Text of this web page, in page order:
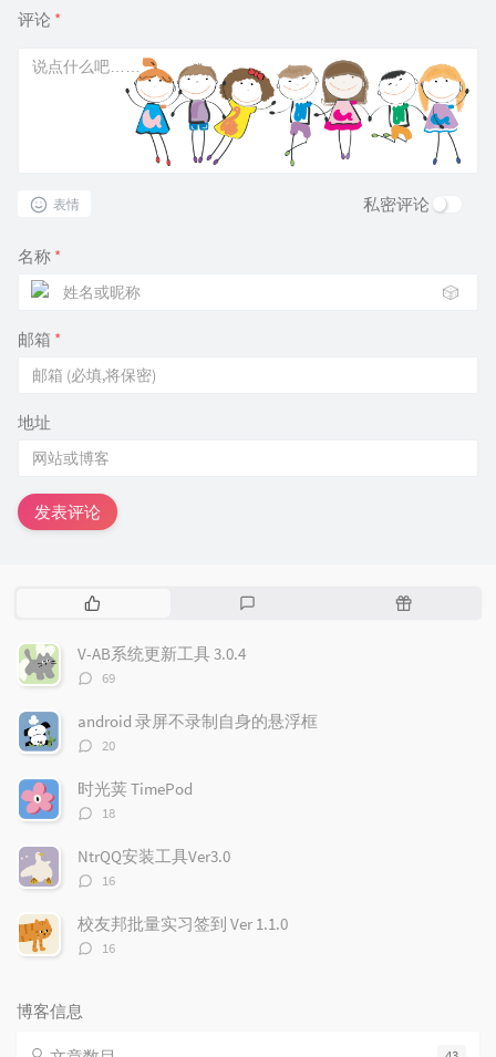
评论 *
表情 私密评论
名称 *
🎲
邮箱 *
地址
发表评论
热
文
章
随
V-AB系统更新工具 3.0.4
评
数：
69
android 录屏不录制自身的悬浮框
评
数：
20
时光荚 TimePod
评
数：
18
NtrQQ安装工具Ver3.0
评
数：
16
校友邦批量实习签到 Ver 1.1.0
评
16
博客信息